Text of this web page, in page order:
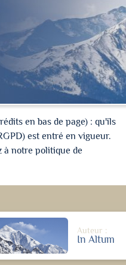
en bas de page) : qu'ils
est entré en vigueur.
à notre politique de
Auteur :
In Altum